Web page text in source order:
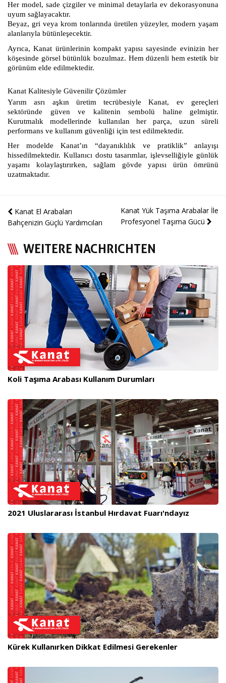
Her model, sade çizgiler ve minimal detaylarla ev dekorasyonuna
uyum sağlayacaktır.
Beyaz, gri veya krom tonlarında üretilen yüzeyler, modern yaşam
alanlarıyla bütünleşecektir.
Ayrıca, Kanat ürünlerinin kompakt yapısı sayesinde evinizin her
köşesinde görsel bütünlük bozulmaz. Hem düzenli hem estetik bir
görünüm elde edilmektedir.
Kanat Kalitesiyle Güvenilir Çözümler
Yarım asrı aşkın üretim tecrübesiyle Kanat, ev gereçleri
sektöründe güven ve kalitenin sembolü haline gelmiştir.
Kurutmalık modellerinde kullanılan her parça, uzun süreli
performans ve kullanım güvenliği için test edilmektedir.
Her modelde Kanat’ın “dayanıklılık ve pratiklik” anlayışı
hissedilmektedir. Kullanıcı dostu tasarımlar, işlevselliğiyle günlük
yaşamı kolaylaştırırken, sağlam gövde yapısı ürün ömrünü
uzatmaktadır.
Kanat El Arabaları
Bahçenizin Güçlü Yardımcıları
Kanat Yük Taşıma Arabalar İle
Profesyonel Taşıma Gücü
WEITERE NACHRICHTEN
Koli Taşıma Arabası Kullanım Durumları
2021 Uluslararası İstanbul Hırdavat Fuarı'ndayız
Kürek Kullanırken Dikkat Edilmesi Gerekenler